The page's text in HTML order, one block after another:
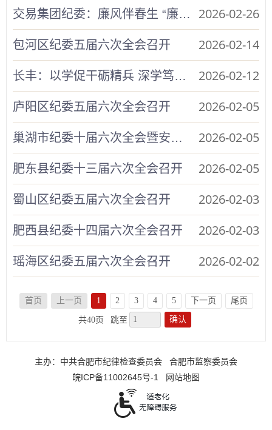
交易集团纪委：廉风伴春生 “廉”节启新程 2026-02-26
包河区纪委五届六次全会召开 2026-02-14
长丰：以学促干砺精兵 深学笃行开新局 2026-02-12
庐阳区纪委五届六次全会召开 2026-02-05
巢湖市纪委十届六次全会暨安巢经开区2026年党风廉政建设和反腐败工作会议召开 2026-02-05
肥东县纪委十三届六次全会召开 2026-02-05
蜀山区纪委五届六次全会召开 2026-02-03
肥西县纪委十四届六次全会召开 2026-02-03
瑶海区纪委五届六次全会召开 2026-02-02
首页 上一页 1 2 3 4 5 下一页 尾页
共40页 跳至 确认
主办：中共合肥市纪律检查委员会
合肥市监察委员会
皖ICP备11002645号-1
网站地图